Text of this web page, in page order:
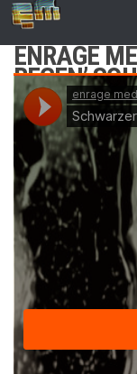
Zum Inhalt springen
ENRAGE
REGEN’